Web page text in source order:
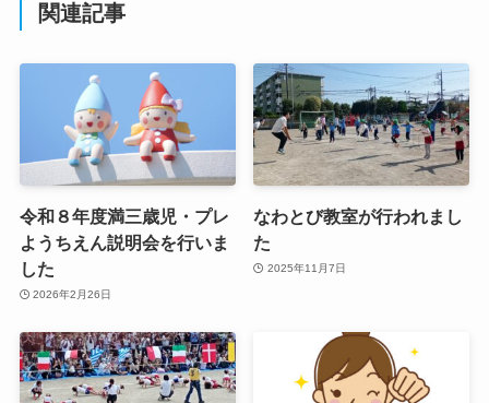
関連記事
令和８年度満三歳児・プレ
ようちえん説明会を行いま
した
2026年2月26日
なわとび教室が行われまし
た
2025年11月7日